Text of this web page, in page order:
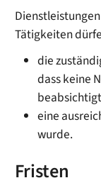
Tätigkeiten
die
dass keine
eine
wurde.
Fristen